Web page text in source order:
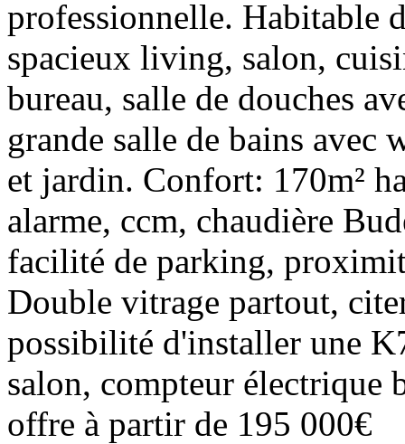
professionnelle. Habitable
spacieux living, salon,
bureau, salle de douches
grande salle de bains avec
et jardin. Confort: 170m²
alarme, ccm, chaudière
facilité de parking,
Double vitrage partout,
possibilité d'installer une
salon, compteur
offre à partir de 195 000€